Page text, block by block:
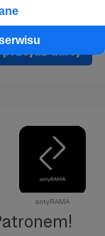
dalej
antyRAMA